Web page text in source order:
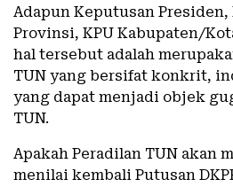
Adapun Keputusan Presiden,
Provinsi, KPU Kabupaten/
hal tersebut adalah
TUN yang bersifat konkrit,
yang dapat menjadi objek
TUN.
Apakah Peradilan TUN akan
menilai kembali Putusan